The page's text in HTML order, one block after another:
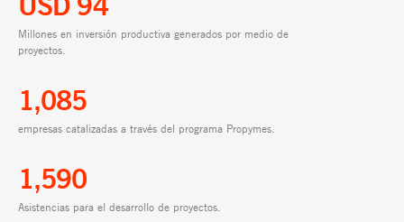
Millones en inversión productiva generados por medio de
proyectos.
1,085
empresas catalizadas a través del programa Propymes.
1,590
Asistencias para el desarrollo de proyectos.